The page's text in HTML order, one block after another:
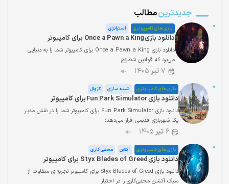
جدیدترینمطالب
بازی های کامپیوتری استراتژی
دانلود بازی Once a Pawn a King برای کامپیوتر
دانلود بازی Once a Pawn a King برای کامپیوتر شما را به دنیایی
می‌برد که قوانین شطرنج
۷ تیر ۱۴۰۵
بازی های کامپیوتری شبیه سازی کژوال
دانلود بازی Fun Park Simulator برای کامپیوتر
دانلود بازی Fun Park Simulator برای کامپیوتر شما را در نقش مدیر
یک شهربازی قدیمی قرار می‌دهد؛
۶تیر ۱۴۰۵
بازی های کامپیوتری اکشن مخفی کاری
دانلود بازی Styx Blades of Greed برای کامپیوتر
دانلود بازی Styx Blades of Greed برای کامپیوتر تجربه‌ای متفاوت از
سبک اکشن مخفی‌کاری را در اختیار